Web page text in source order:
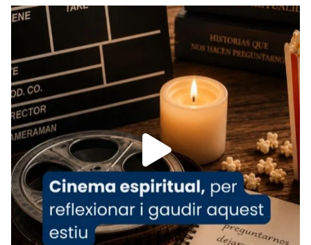
Recupera l'entrevista comp
Vatican
tican News 👇
www.vaticannews.va/es/iglesia/news/2026-
07/carmina-historia-depresion-papa-viaje-
espana-testimoni...
Foto
View on Facebook · Share
Arquebisbat de Barcelona
2 weeks ago
«Avui les santes Juliana i Semproniana ens
ajuden a alçar la mirada»